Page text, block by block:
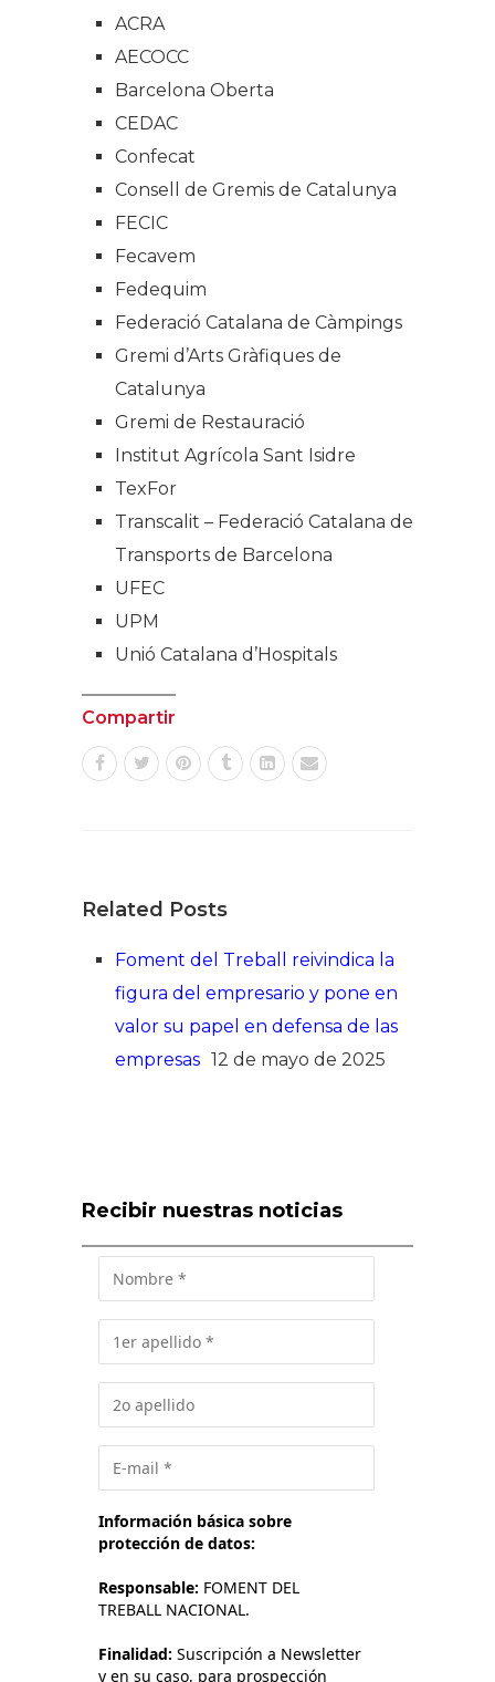
ACRA
AECOCC
Barcelona Oberta
CEDAC
Confecat
Consell de Gremis de Catalunya
FECIC
Fecavem
Fedequim
Federació Catalana de Càmpings
Gremi d’Arts Gràfiques de
Catalunya
Gremi de Restauració
Institut Agrícola Sant Isidre
TexFor
Transcalit – Federació Catalana de
Transports de Barcelona
UFEC
UPM
Unió Catalana d’Hospitals
Compartir
Related Posts
Foment del Treball reivindica la
figura del empresario y pone en
valor su papel en defensa de las
empresas 12 de mayo de 2025
Recibir nuestras noticias
Información básica sobre
protección de datos:
Responsable: FOMENT DEL
TREBALL NACIONAL.
Finalidad: Suscripción a Newsletter
y en su caso, para prospección